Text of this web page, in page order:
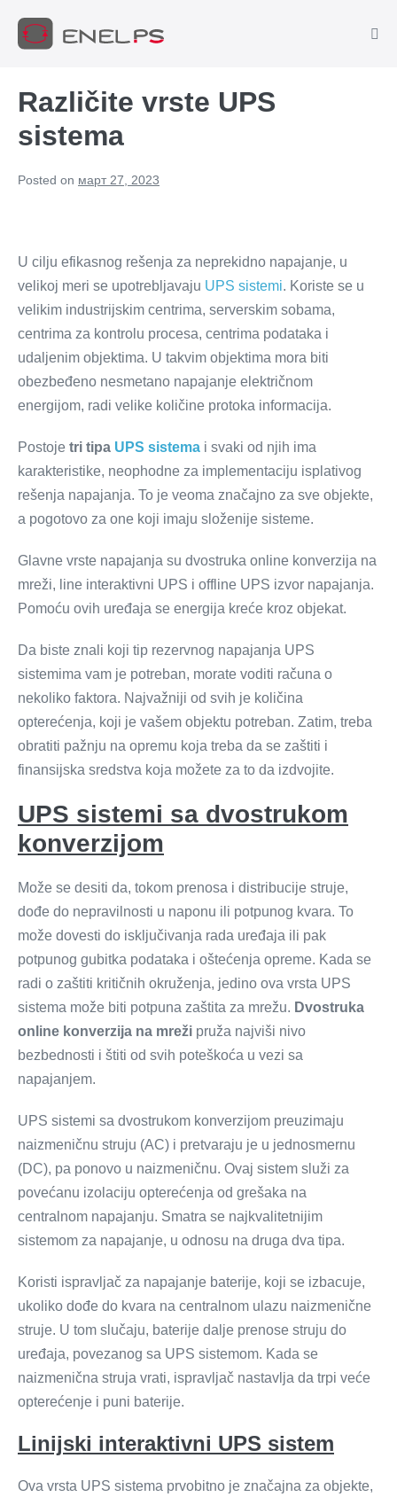
Različite vrste UPS
sistema
Posted on март 27, 2023
U cilju efikasnog rešenja za neprekidno napajanje, u
velikoj meri se upotrebljavaju UPS sistemi. Koriste se u
velikim industrijskim centrima, serverskim sobama,
centrima za kontrolu procesa, centrima podataka i
udaljenim objektima. U takvim objektima mora biti
obezbeđeno nesmetano napajanje električnom
energijom, radi velike količine protoka informacija.
Postoje tri tipa UPS sistema i svaki od njih ima
karakteristike, neophodne za implementaciju isplativog
rešenja napajanja. To je veoma značajno za sve objekte,
a pogotovo za one koji imaju složenije sisteme.
Glavne vrste napajanja su dvostruka online konverzija na
mreži, line interaktivni UPS i offline UPS izvor napajanja.
Pomoću ovih uređaja se energija kreće kroz objekat.
Da biste znali koji tip rezervnog napajanja UPS
sistemima vam je potreban, morate voditi računa o
nekoliko faktora. Najvažniji od svih je količina
opterećenja, koji je vašem objektu potreban. Zatim, treba
obratiti pažnju na opremu koja treba da se zaštiti i
finansijska sredstva koja možete za to da izdvojite.
UPS sistemi sa dvostrukom
konverzijom
Može se desiti da, tokom prenosa i distribucije struje,
dođe do nepravilnosti u naponu ili potpunog kvara. To
može dovesti do isključivanja rada uređaja ili pak
potpunog gubitka podataka i oštećenja opreme. Kada se
radi o zaštiti kritičnih okruženja, jedino ova vrsta UPS
sistema može biti potpuna zaštita za mrežu. Dvostruka
online konverzija na mreži pruža najviši nivo
bezbednosti i štiti od svih poteškoća u vezi sa
napajanjem.
UPS sistemi sa dvostrukom konverzijom preuzimaju
naizmeničnu struju (AC) i pretvaraju je u jednosmernu
(DC), pa ponovo u naizmeničnu. Ovaj sistem služi za
povećanu izolaciju opterećenja od grešaka na
centralnom napajanju. Smatra se najkvalitetnijim
sistemom za napajanje, u odnosu na druga dva tipa.
Koristi ispravljač za napajanje baterije, koji se izbacuje,
ukoliko dođe do kvara na centralnom ulazu naizmenične
struje. U tom slučaju, baterije dalje prenose struju do
uređaja, povezanog sa UPS sistemom. Kada se
naizmenična struja vrati, ispravljač nastavlja da trpi veće
opterećenje i puni baterije.
Linijski interaktivni UPS sistem
Ova vrsta UPS sistema prvobitno je značajna za objekte,